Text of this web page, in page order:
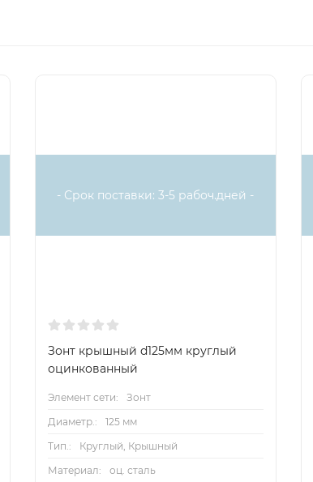
- Срок поставки: 3-5 рабоч.дней -
Зонт крышный d125мм круглый
оцинкованный
Элемент сети:
Зонт
Диаметр.:
125 мм
Тип.:
Круглый, Крышный
Материал:
оц. сталь